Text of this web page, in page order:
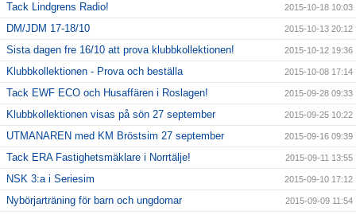
Tack Lindgrens Radio! 2015-10-18 10:03
DM/JDM 17-18/10 2015-10-13 20:12
Sista dagen fre 16/10 att prova klubbkollektionen! 2015-10-12 19:36
Klubbkollektionen - Prova och beställa 2015-10-08 17:14
Tack EWF ECO och Husaffären i Roslagen! 2015-09-28 09:33
Klubbkollektionen visas på sön 27 september 2015-09-25 10:22
UTMANAREN med KM Bröstsim 27 september 2015-09-16 09:39
Tack ERA Fastighetsmäklare i Norrtälje! 2015-09-11 13:55
NSK 3:a i Seriesim 2015-09-10 17:12
Nybörjarträning för barn och ungdomar 2015-09-09 11:54